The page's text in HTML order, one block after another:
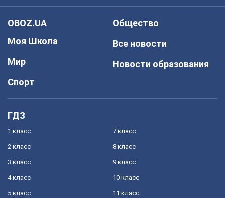
OBOZ.UA
Моя Школа
Мир
Спорт
Общество
Все новости
Новости образования
ГДЗ
1 класс
2 класс
3 класс
4 класс
5 класс
7 класс
8 класс
9 класс
10 класс
11 класс